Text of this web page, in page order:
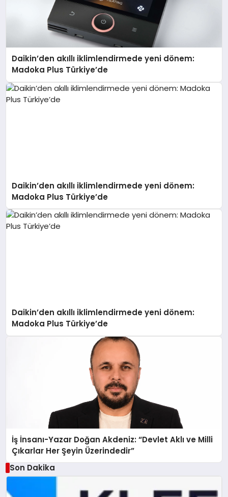
Daikin’den akıllı iklimlendirmede yeni dönem:
Madoka Plus Türkiye’de
Daikin’den akıllı iklimlendirmede yeni dönem:
Madoka Plus Türkiye’de
Daikin’den akıllı iklimlendirmede yeni dönem:
Madoka Plus Türkiye’de
İş İnsanı-Yazar Doğan Akdeniz: “Devlet Aklı ve Milli
Çıkarlar Her Şeyin Üzerindedir”
Son Dakika